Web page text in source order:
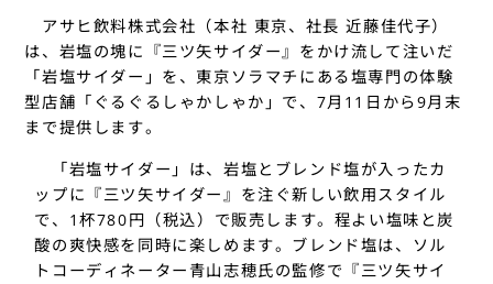
アサヒ飲料株式会社（本社 東京、社長 近藤佳代子）
は、岩塩の塊に『三ツ矢サイダー』をかけ流して注いだ
「岩塩サイダー」を、東京ソラマチにある塩専門の体験
型店舗「ぐるぐるしゃかしゃか」で、7月11日から9月末
まで提供します。
「岩塩サイダー」は、岩塩とブレンド塩が入ったカ
ップに『三ツ矢サイダー』を注ぐ新しい飲用スタイル
で、1杯780円（税込）で販売します。程よい塩味と炭
酸の爽快感を同時に楽しめます。ブレンド塩は、ソル
トコーディネーター青山志穂氏の監修で『三ツ矢サイ